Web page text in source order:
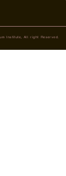
Institute, All right Reserved.